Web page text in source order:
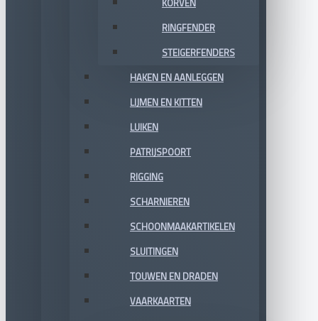
KORVEN
RINGFENDER
STEIGERFENDERS
HAKEN EN AANLEGGEN
LIJMEN EN KITTEN
LUIKEN
PATRIJSPOORT
RIGGING
SCHARNIEREN
SCHOONMAAKARTIKELEN
SLUITINGEN
TOUWEN EN DRADEN
VAARKAARTEN